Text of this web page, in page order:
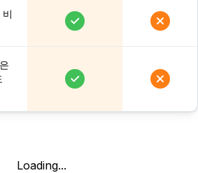
Loading...